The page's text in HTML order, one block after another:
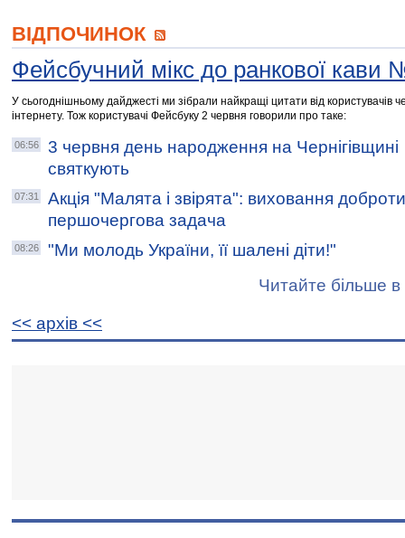
ВІДПОЧИНОК
Фейсбучний мікс до ранкової кави
У сьогоднішньому дайджесті ми зібрали найкращі цитати від користувачів
інтернету. Тож користувачі Фейсбуку 2 червня говорили про таке:
06:56
3 червня день народження на Чернігівщині
святкують
07:31
Акція "Малята і звірята": виховання
першочергова задача
08:26
"Ми молодь України, її шалені діти!"
Читайте більше в
<< архiв <<